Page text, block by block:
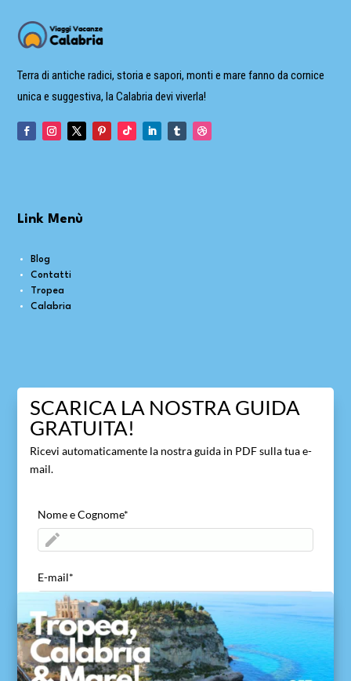
Terra di antiche radici, storia e sapori, monti e mare fanno da cornice
unica e suggestiva, la Calabria devi viverla!
Link Menù
Blog
Contatti
Tropea
Calabria
SCARICA LA NOSTRA GUIDA
GRATUITA!
Ricevi automaticamente la nostra guida in PDF sulla tua e-
mail.
Nome e Cognome*
E-mail*
ACCETTO di inviare il mio nome ed e-mail
Acconsento a viaggivacanzecalabria.com alla